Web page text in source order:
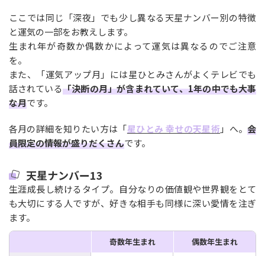
ここでは同じ「深夜」でも少し異なる天星ナンバー別の特徴
と運気の一部をお教えします。
生まれ年が奇数か偶数かによって運気は異なるのでご注意
を。
また、「運気アップ月」には星ひとみさんがよくテレビでも
話されている「決断の月」が含まれていて、1年の中でも大事
な月です。
各月の詳細を知りたい方は「星ひとみ 幸せの天星術 」へ。会
員限定の情報が盛りだくさんです。
天星ナンバー13
生涯成長し続けるタイプ。自分なりの価値観や世界観をとて
も大切にする人ですが、好きな相手も同様に深い愛情を注ぎ
ます。
奇数年生まれ
偶数年生まれ